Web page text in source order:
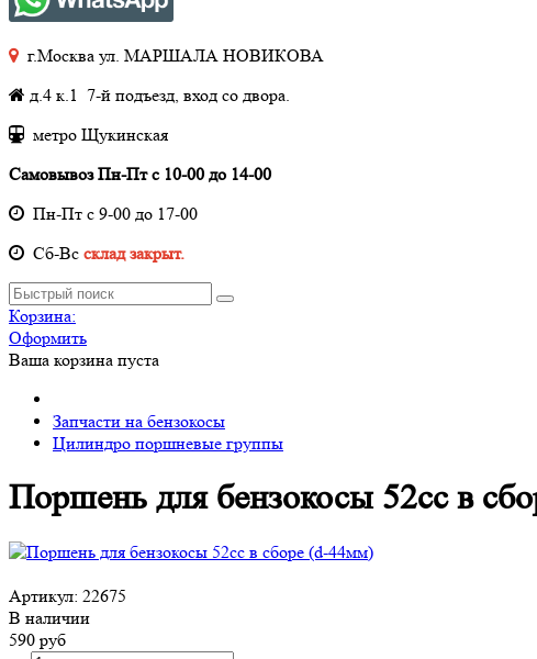
г.Москва ул. МАРШАЛА НОВИКОВА
д.4 к.1 7-й подъезд, вход со двора.
метро Щукинская
Самовывоз Пн-Пт с 10-00 до 14-00
Пн-Пт с 9-00 до 17-00
Cб-Вс склад закрыт.
Корзина:
Оформить
Ваша корзина пуста
Запчасти на бензокосы
Цилиндро поршневые группы
Поршень для бензокосы 52сс в
Артикул: 22675
В наличии
590 руб